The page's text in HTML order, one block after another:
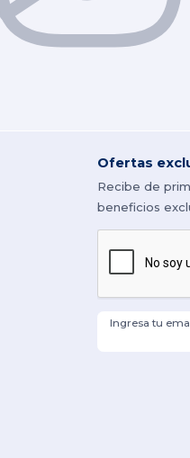
Ofertas
Recibe de
beneficios
Ingresa tu